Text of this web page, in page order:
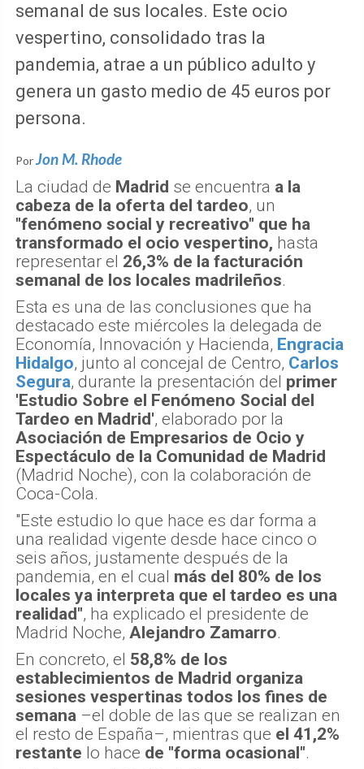
semanal de sus locales. Este ocio
vespertino, consolidado tras la
pandemia, atrae a un público adulto y
genera un gasto medio de 45 euros por
persona.
PorJon M. Rhode
La ciudad de Madrid se encuentra a la
cabeza de la oferta del tardeo, un
"fenómeno social y recreativo" que ha
transformado el ocio vespertino, hasta
representar el 26,3% de la facturación
semanal de los locales madrileños.
Esta es una de las conclusiones que ha
destacado este miércoles la delegada de
Economía, Innovación y Hacienda, Engracia
Hidalgo, junto al concejal de Centro, Carlos
Segura, durante la presentación del primer
'Estudio Sobre el Fenómeno Social del
Tardeo en Madrid', elaborado por la
Asociación de Empresarios de Ocio y
Espectáculo de la Comunidad de Madrid
(Madrid Noche), con la colaboración de
Coca-Cola.
"Este estudio lo que hace es dar forma a
una realidad vigente desde hace cinco o
seis años, justamente después de la
pandemia, en el cual más del 80% de los
locales ya interpreta que el tardeo es una
realidad", ha explicado el presidente de
Madrid Noche, Alejandro Zamarro.
En concreto, el 58,8% de los
establecimientos de Madrid organiza
sesiones vespertinas todos los fines de
semana –el doble de las que se realizan en
el resto de España–, mientras que el 41,2%
restante lo hace de "forma ocasional".